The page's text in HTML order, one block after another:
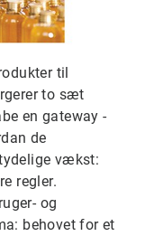
til
to sæt
en gateway -
de
vækst:
regler.
og
behovet for et